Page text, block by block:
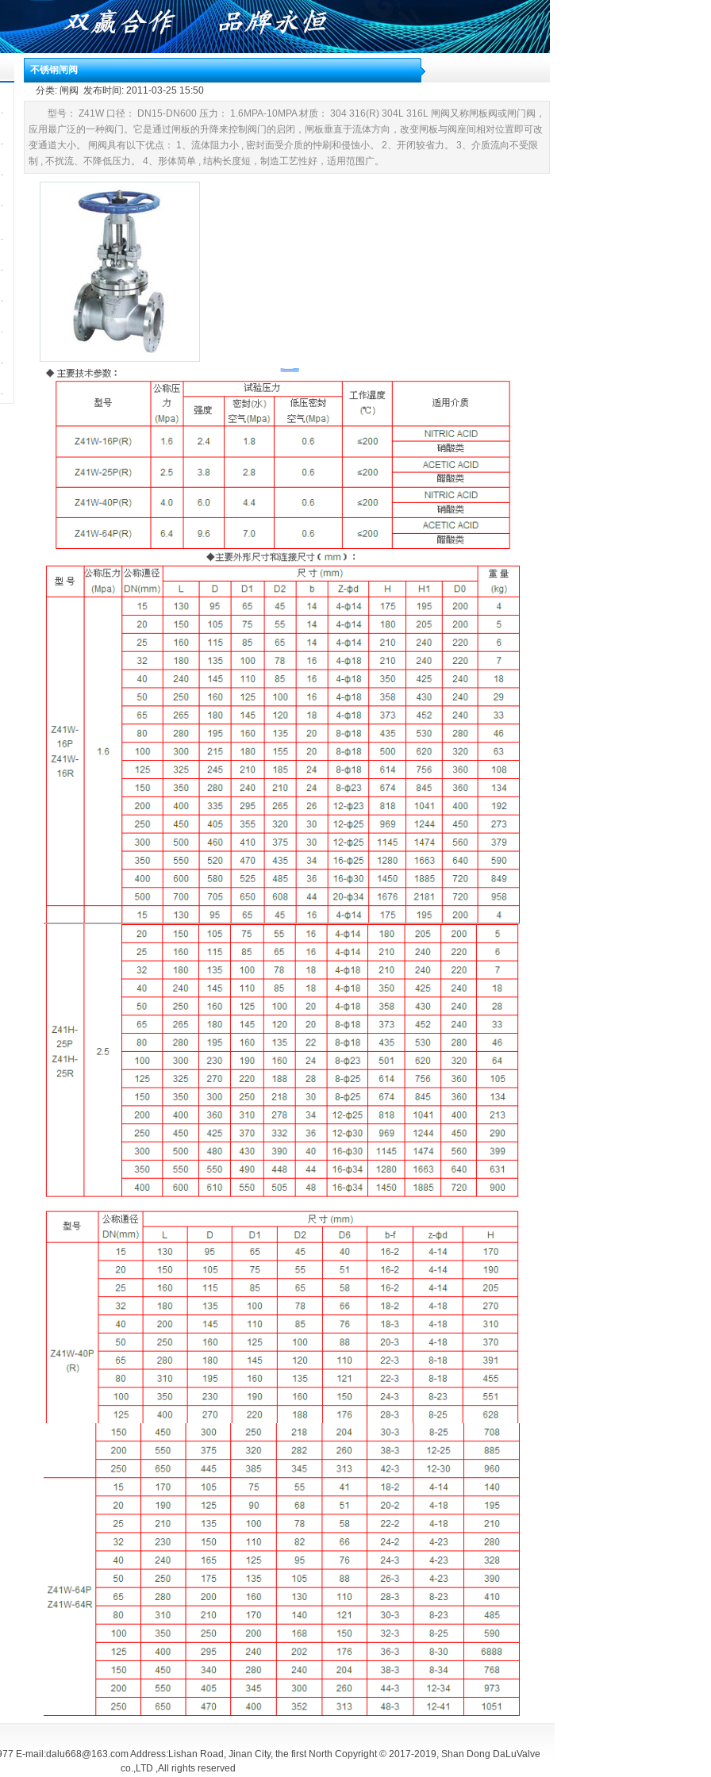
不锈钢闸阀
分类: 闸阀 发布时间: 2011-03-25 15:50
型号： Z41W 口径： DN15-DN600 压力： 1.6MPA-10MPA 材质： 304 316(R) 304L 316L 闸阀又称闸板阀或闸门阀，
应用最广泛的一种阀门。它是通过闸板的升降来控制阀门的启闭，闸板垂直于流体方向，改变闸板与阀座间相对位置即可改
变通道大小。 闸阀具有以下优点： 1、流体阻力小 , 密封面受介质的忡刷和侵蚀小。 2、开闭较省力。 3、介质流向不受限
制 , 不扰流、不降低压力。 4、形体简单 , 结构长度短，制造工艺性好，适用范围广。
E-mail:dalu668@163.com Address:Lishan Road, Jinan City, the first North Copyright © 2017-2019, Shan Dong DaLuValve
co.,LTD ,All rights reserved